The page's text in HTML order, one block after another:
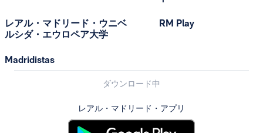
レアル・マドリード・ウニベ
ルシダ・エウロペア大学
Madridistas
RM Play
ダウンロード中
レアル・マドリード・アプリ